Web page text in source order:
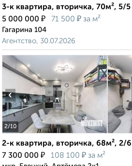
3-к квартира, вторичка, 70м², 5/
5 000 000 ₽ 71 500 ₽ за м²
Гагарина 104
Агентство, 30.07.2026
2/10
‹
2-к квартира, вторичка, 68м², 2/
7 300 000 ₽ 108 100 ₽ за м²